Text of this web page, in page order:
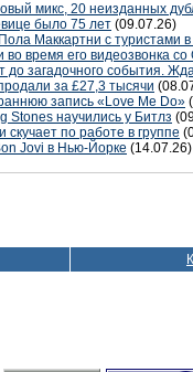
микс, 20 неизданных
было 75 лет (09.07.26)
Маккартни с туристами
время его видеозвонка
до загадочного события.
за £27,3 тысячи
запись «Love Me Do»
Stones научились у Битлз
по работе в группе
Jovi в Нью-Йорке (14.07.26)